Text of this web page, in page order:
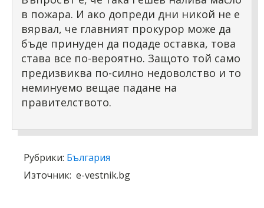
в пожара. И ако допреди дни никой не е
вярвал, че главният прокурор може да
бъде принуден да подаде оставка, това
става все по-вероятно. Защото той само
предизвиква по-силно недоволство и то
неминуемо вещае падане на
правителството.
Рубрики: България
Източник: e-vestnik.bg